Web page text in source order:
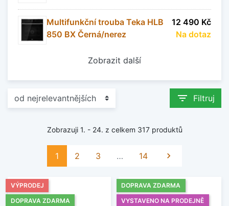
Multifunkční trouba Teka HLB
850 BX Černá/nerez
12 490 Kč
Na dotaz
Zobrazit další
filter_list Filtruj
Zobrazuji 1. - 24. z celkem 317 produktů
1 2 3 … 14 Další

VÝPRODEJ
DOPRAVA ZDARMA
DOPRAVA ZDARMA
VYSTAVENO NA PRODEJNĚ